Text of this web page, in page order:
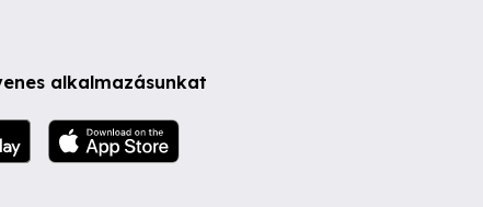
alkalmazásunkat